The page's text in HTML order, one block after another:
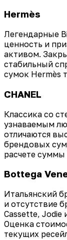
Hermès
Легендарные
ценность и
активом.
стабильный
сумок Hermès
CHANEL
Классика со
узнаваемым
отличаются
брендовых
расчете суммы
Bottega
Итальянский
и отсутствие
Cassette, Jodie
Оценка
текущих